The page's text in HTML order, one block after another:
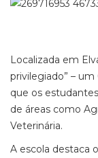
Localizada em
privilegiado” –
que os
de áreas como
Veterinária.
A escola destaca